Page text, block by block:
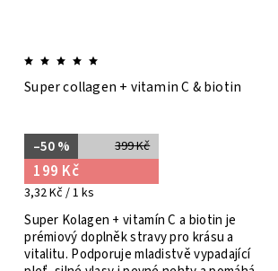
Super collagen + vitamin C & biotin
399 Kč
–50 %
199 Kč
3,32 Kč / 1 ks
Super Kolagen + vitamín C a biotin je
prémiový doplněk stravy pro krásu a
vitalitu. Podporuje mladistvě vypadající